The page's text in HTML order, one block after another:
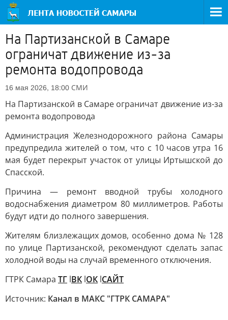
На Партизанской в Самаре
ограничат движение из-за
ремонта водопровода
16 мая 2026, 18:00 СМИ
На Партизанской в Самаре ограничат движение из-за
ремонта водопровода
Администрация Железнодорожного района Самары
предупредила жителей о том, что с 10 часов утра 16
мая будет перекрыт участок от улицы Иртышской до
Спасской.
Причина — ремонт вводной трубы холодного
водоснабжения диаметром 80 миллиметров. Работы
будут идти до полного завершения.
Жителям близлежащих домов, особенно дома № 128
по улице Партизанской, рекомендуют сделать запас
холодной воды на случай временного отключения.
ГТРК Самара ТГ lВК lОК lСАЙТ
Источник: Канал в МАКС "ГТРК САМАРА"